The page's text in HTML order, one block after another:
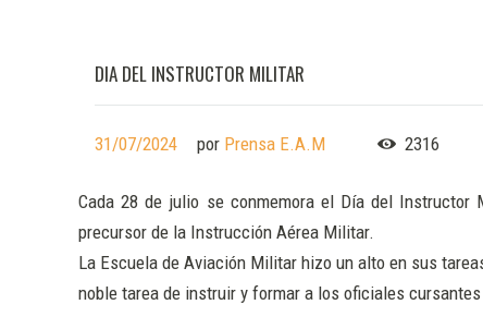
DIA DEL INSTRUCTOR MILITAR
31/07/2024 por Prensa E.A.M 2316
Cada 28 de julio se conmemora el Día del Instructor
precursor de la Instrucción Aérea Militar.
La Escuela de Aviación Militar hizo un alto en sus
noble tarea de instruir y formar a los oficiales